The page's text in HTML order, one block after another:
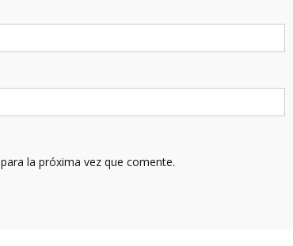
la próxima vez que comente.